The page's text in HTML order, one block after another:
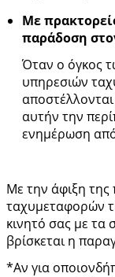
Με
παράδοση
Όταν ο όγκος
υπηρεσιών
αποστέλλονται
αυτήν την
ενημέρωση
Με την άφιξη της
ταχυμεταφορών
κινητό σας με τα
βρίσκεται η
*Αν για